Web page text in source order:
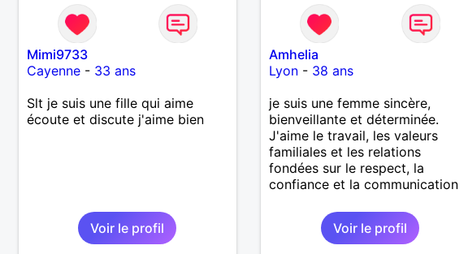
Mimi9733
Cayenne- 33 ans
Slt je suis une fille qui aime
écoute et discute j'aime bien
Voir le profil
Amhelia
Lyon - 38 ans
je suis une femme sincère,
bienveillante et déterminée.
J'aime le travail, les valeurs
familiales et les relations
fondées sur le respect, la
confiance et la communication
Voir le profil